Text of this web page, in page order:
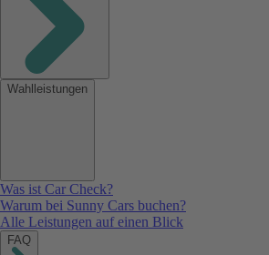
Wahlleistungen
Was ist Car Check?
Warum bei Sunny Cars buchen?
Alle Leistungen auf einen Blick
FAQ